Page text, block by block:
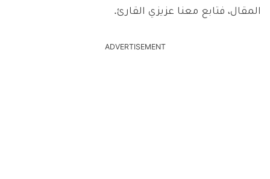
المقال، فتابع معنا عزيزي القارئ.
ADVERTISEMENT